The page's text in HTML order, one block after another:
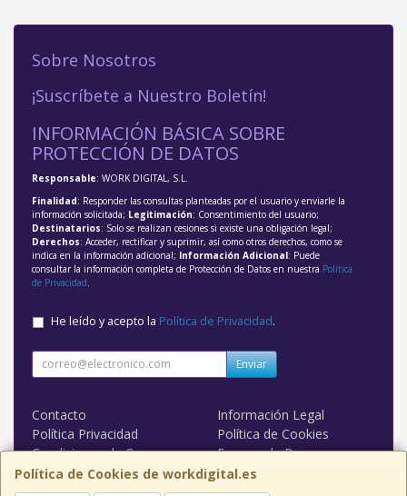
Política de Cookies de workdigital.es
Sobre Nosotros
¡Suscríbete a Nuestro Boletín!
INFORMACIÓN BÁSICA SOBRE
PROTECCIÓN DE DATOS
Responsable: WORK DIGITAL, S.L.
Finalidad: Responder las consultas planteadas por el usuario y enviarle la
información solicitada; Legitimación: Consentimiento del usuario;
Destinatarios: Solo se realizan cesiones si existe una obligación legal;
Derechos: Acceder, rectificar y suprimir, así como otros derechos, como se
indica en la información adicional; Información Adicional: Puede
consultar la información completa de Protección de Datos en nuestra Política
de Privacidad
He leído y acepto la Política de Privacidad.
Enviar
Contacto
Información Legal
Política Privacidad
Política de Cookies
Condiciones de Compra
Formas de Pago
WORK DIGITAL